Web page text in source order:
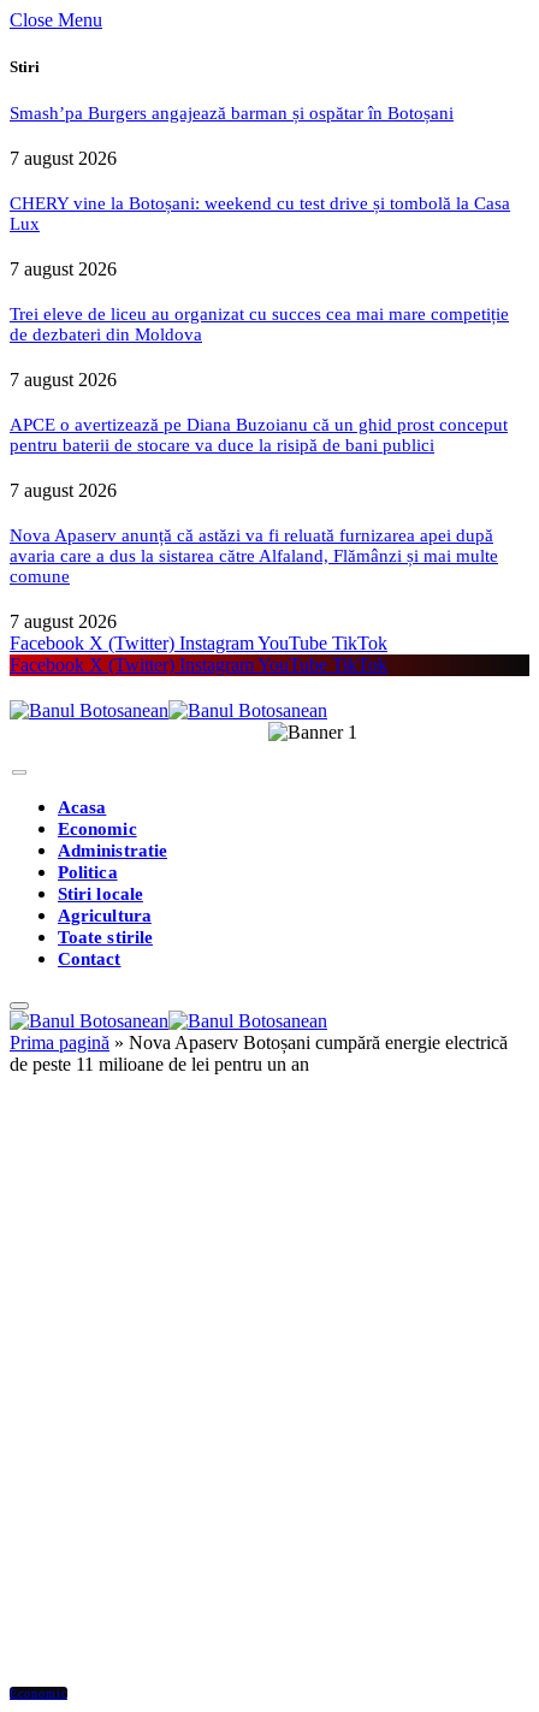
Close Menu
Stiri
Smash’pa Burgers angajează barman și ospătar în Botoșani
7 august 2026
CHERY vine la Botoșani: weekend cu test drive și tombolă la Casa
Lux
7 august 2026
Trei eleve de liceu au organizat cu succes cea mai mare competiție
de dezbateri din Moldova
7 august 2026
APCE o avertizează pe Diana Buzoianu că un ghid prost conceput
pentru baterii de stocare va duce la risipă de bani publici
7 august 2026
Nova Apaserv anunță că astăzi va fi reluată furnizarea apei după
avaria care a dus la sistarea către Alfaland, Flămânzi și mai multe
comune
7 august 2026
Facebook X (Twitter) InstagramYouTube TikTok
Facebook X (Twitter) InstagramYouTube TikTok
Acasa
Economic
Administratie
Politica
Stiri locale
Agricultura
Toate stirile
Contact
Prima pagină » Nova Apaserv Botoșani cumpără energie electrică
de peste 11 milioane de lei pentru un an
Economic